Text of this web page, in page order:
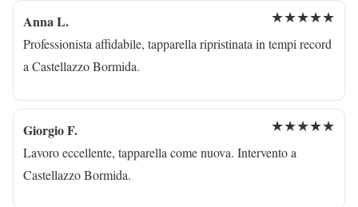
Anna L. ★★★★★
Professionista affidabile, tapparella ripristinata in tempi record
a Castellazzo Bormida.
Giorgio F. ★★★★★
Lavoro eccellente, tapparella come nuova. Intervento a
Castellazzo Bormida.